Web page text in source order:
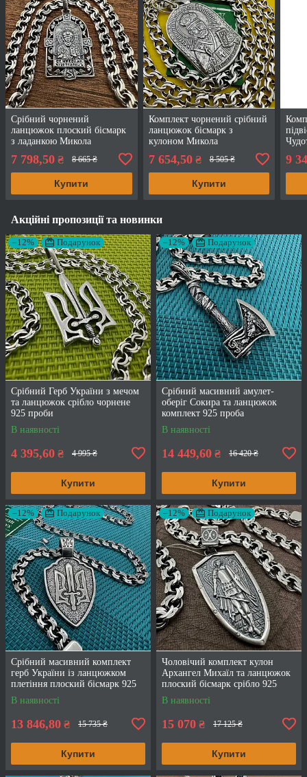
Срібний чорнений
ланцюжок плоский бісмарк
з ладанкою Микола
7 798,50 ₴ 8 665 ₴
Купити
Комплект чорнений срібний
ланцюжок бісмарк з
кулоном Микола
7 654,50₴ 8 505 ₴
Купити
9
Акційні пропозиції та новинки
–12% Подарунок
Срібний Герб України з мечом
та ланцюжок срібло чорнене
925 проби
В наявності
4 395,60 ₴ 4 995 ₴
Купити
–12% Подарунок
Срібний масивний амулет-
оберіг Сокира та ланцюжок
комплект 925 проба
В наявності
14 449,60 ₴ 16 420 ₴
Купити
–12% Подарунок
Срібний масивний комплект
герб України із ланцюжком
плетіння плоский бісмарк 925
проба
В наявності
13 846,80 ₴ 15 735 ₴
Купити
–12% Подарунок
Чоловічий комплект кулон
Архангел Михаїл та ланцюжок
плоский бісмарк срібло 925
проба
В наявності
15 070 ₴ 17 125 ₴
Купити